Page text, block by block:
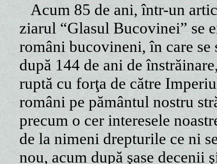
Acum 85 de ani, într-un
ziarul “Glasul Bucovinei” se
români bucovineni, în care
după 144 de ani de
ruptă cu forţa de către
români pe pământul nostru
precum o cer interesele
de la nimeni drepturile ce ni
nou, acum după şase decenii